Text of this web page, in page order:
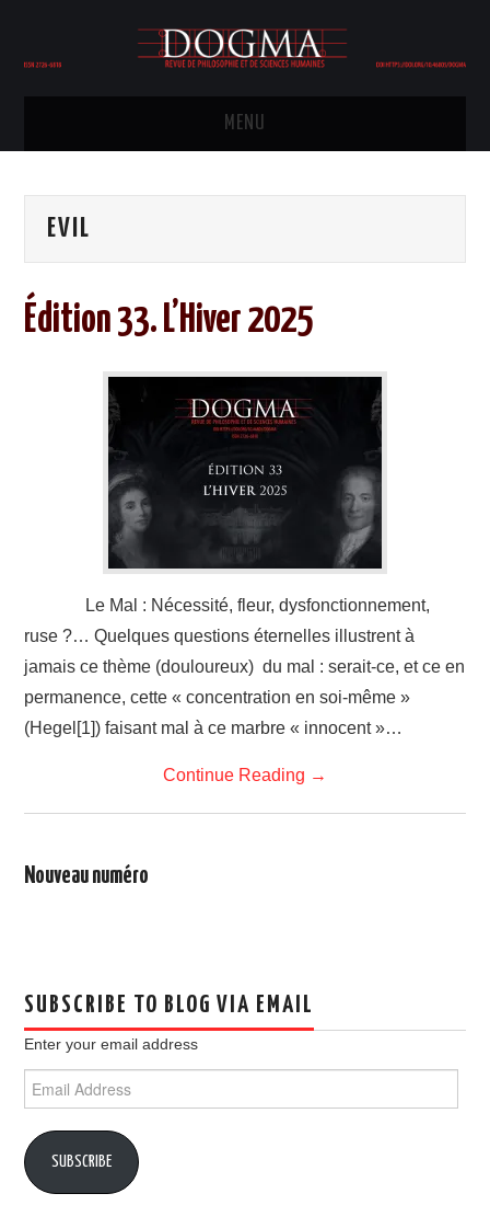
MENU
COMITÉ ÉDITORIAL
POLITIQUE
ARTS
EVIL
Édition 33. L’Hiver 2025
Le Mal : Nécessité, fleur, dysfonctionnement,
ruse ?… Quelques questions éternelles illustrent à
jamais ce thème (douloureux) du mal : serait-ce, et ce en
permanence, cette « concentration en soi-même »
(Hegel[1]) faisant mal à ce marbre « innocent »…
Continue Reading →
Nouveau numéro
SUBSCRIBE TO BLOG VIA EMAIL
Enter your email address
Email
Address
SUBSCRIBE